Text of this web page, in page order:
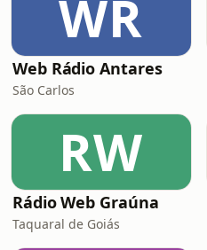
WR
Web Rádio Antares
São Carlos
RW
Rádio Web Graúna
Taquaral de Goiás